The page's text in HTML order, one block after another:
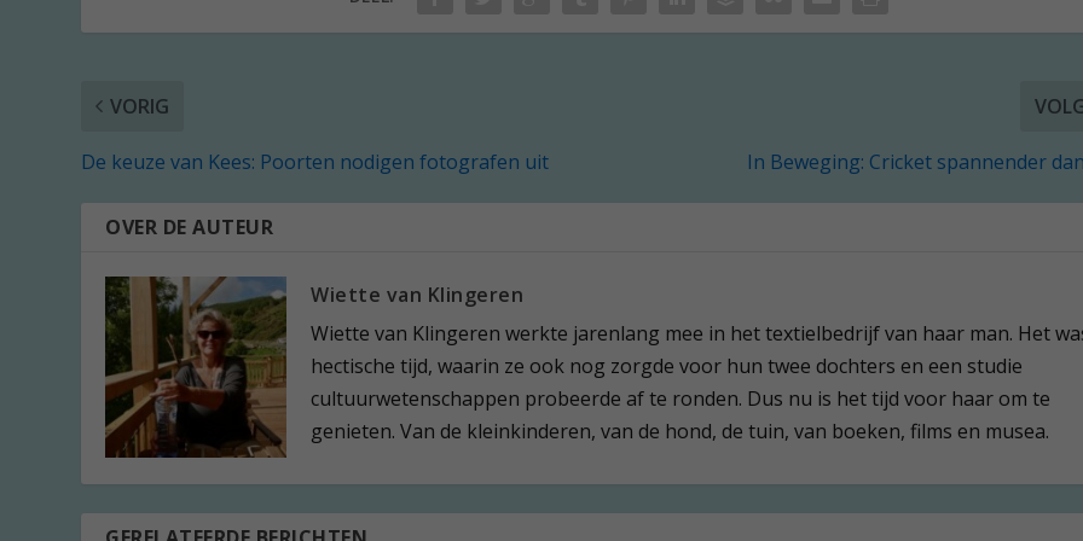
VORIG
De keuze van Kees: Poorten nodigen fotografen uit In Beweging: Cricket spannender
OVER DE AUTEUR
Wiette van Klingeren
Wiette van Klingeren werkte jarenlang mee in het textielbedrijf van haar man. Het
hectische tijd, waarin ze ook nog zorgde voor hun twee dochters en een studie
cultuurwetenschappen probeerde af te ronden. Dus nu is het tijd voor haar om te
genieten. Van de kleinkinderen, van de hond, de tuin, van boeken, films en musea.